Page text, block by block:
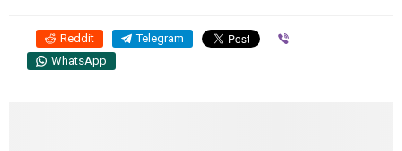
Reddit Telegram
WhatsApp